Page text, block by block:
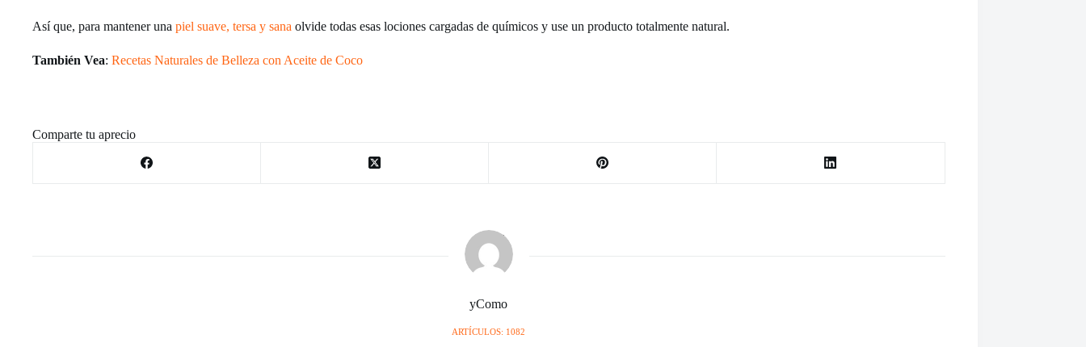
Así que, para mantener una piel suave, tersa y sana olvide todas esas lociones cargadas de químicos y use un producto totalmente natural.
También Vea: Recetas Naturales de Belleza con Aceite de Coco
Comparte tu aprecio
yComo
ARTÍCULOS: 1082